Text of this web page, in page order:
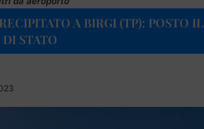
A BIRGI (TP): POSTO IL
STATO